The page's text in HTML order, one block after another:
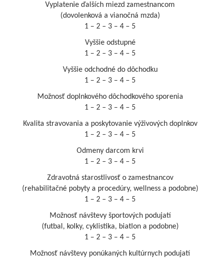
Vyplatenie ďalších miezd zamestnancom
(dovolenková a vianočná mzda)
1 – 2 – 3 – 4 – 5
Vyššie odstupné
1 – 2 – 3 – 4 – 5
Vyššie odchodné do dôchodku
1 – 2 – 3 – 4 – 5
Možnosť doplnkového dôchodkového sporenia
1 – 2 – 3 – 4 – 5
Kvalita stravovania a poskytovanie výživových doplnkov
1 – 2 – 3 – 4 – 5
Odmeny darcom krvi
1 – 2 – 3 – 4 – 5
Zdravotná starostlivosť o zamestnancov
(rehabilitačné pobyty a procedúry, wellness a podobne)
1 – 2 – 3 – 4 – 5
Možnosť návštevy športových podujatí
(futbal, kolky, cyklistika, biatlon a podobne)
1 – 2 – 3 – 4 – 5
Možnosť návštevy ponúkaných kultúrnych podujatí